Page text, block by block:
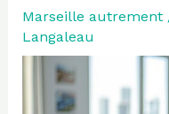
Marseille autrement
Langaleau